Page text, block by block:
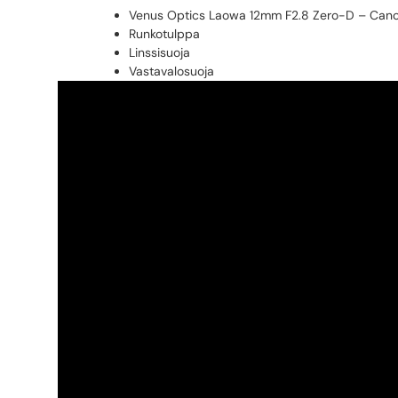
Venus Optics Laowa 12mm F2.8 Zero-D –
Runkotulppa
Linssisuoja
Vastavalosuoja